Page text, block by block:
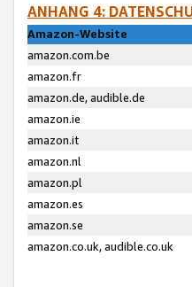
ANHANG 4:
Amazon-Website
amazon.com.be
amazon.fr
amazon.de, audible.de
amazon.ie
amazon.it
amazon.nl
amazon.pl
amazon.es
amazon.se
amazon.co.uk, audible.co.uk